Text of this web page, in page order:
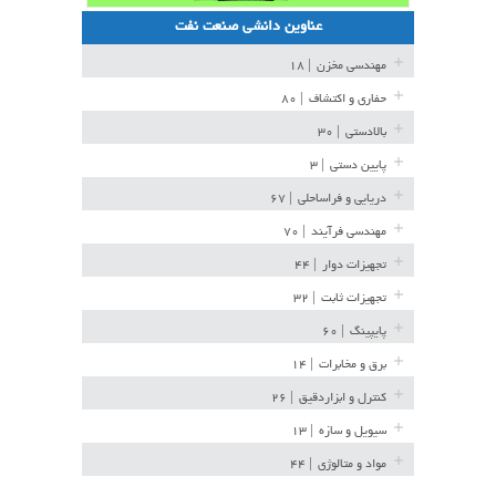
عناوین دانشی صنعت نفت
مهندسی مخزن
حفاری و اکتشاف
بالادستی
پایین دستی
دریایی و فراساحلی
مهندسی فرآیند
تجهیزات دوار
تجهیزات ثابت
پایپینگ
برق و مخابرات
کنترل و ابزاردقیق
سیویل و سازه
مواد و متالوژی